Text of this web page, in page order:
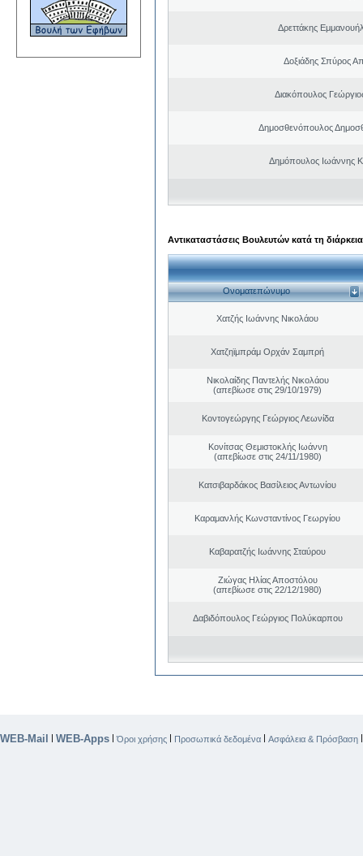
Δρεττάκης
Δοξιάδης Σπύρος
Διακόπουλος
Δημοσθενόπουλος
Δημόπουλος Ιωάννης
Αντικαταστάσεις Βουλευτών κατά τη
Ονοματεπώνυμο
Χατζής Ιωάννης Νικολάου
Χατζηϊμπράμ Ορχάν Σαμπρή
Νικολαίδης Παντελής Νικολάου
(απεβίωσε στις 29/10/1979)
Κοντογεώργης Γεώργιος Λεωνίδα
Κονίτσας Θεμιστοκλής Ιωάννη
(απεβίωσε στις 24/11/1980)
Κατσιβαρδάκος Βασίλειος Αντωνίου
Καραμανλής Κωνσταντίνος Γεωργίου
Καβαρατζής Ιωάννης Σταύρου
Ζιώγας Ηλίας Αποστόλου
(απεβίωσε στις 22/12/1980)
Δαβιδόπουλος Γεώργιος Πολύκαρπου
WEB-Mail | WEB-Apps |Όροι χρήσης | Προσωπικά δεδομένα | Ασφάλεια & Πρόσβαση